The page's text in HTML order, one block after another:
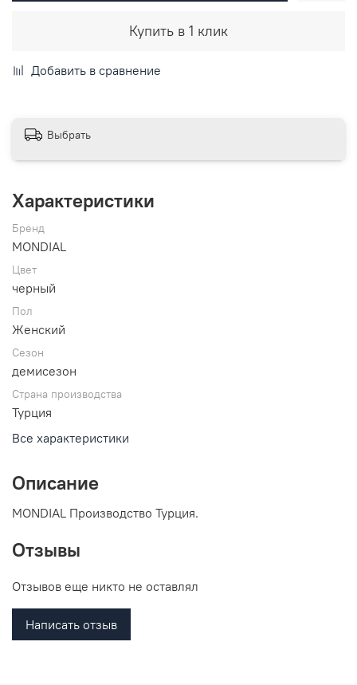
Купить в 1 клик
Добавить в сравнение
Выбрать
Характеристики
Бренд
MONDIAL
Цвет
черный
Пол
Женский
Сезон
демисезон
Страна производства
Турция
Все характеристики
Описание
MONDIAL Производство Турция.
Отзывы
Отзывов еще никто не оставлял
Написать отзыв